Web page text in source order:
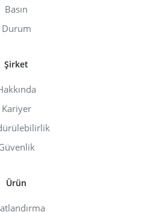
Basın
Durum
Şirket
Kariyer
Ürün